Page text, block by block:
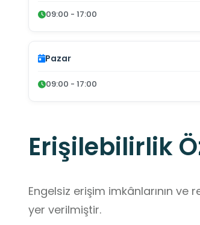
09:00 - 17:00
Pazar
09:00 - 17:00
Erişilebilirlik
Engelsiz erişim imkânlarının
yer verilmiştir.